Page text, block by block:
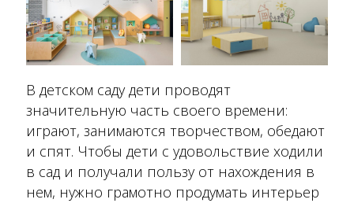
В детском саду дети проводят
значительную часть своего времени:
играют, занимаются творчеством, обедают
и спят. Чтобы дети с удовольствие ходили
в сад и получали пользу от нахождения в
нем, нужно грамотно продумать интерьер